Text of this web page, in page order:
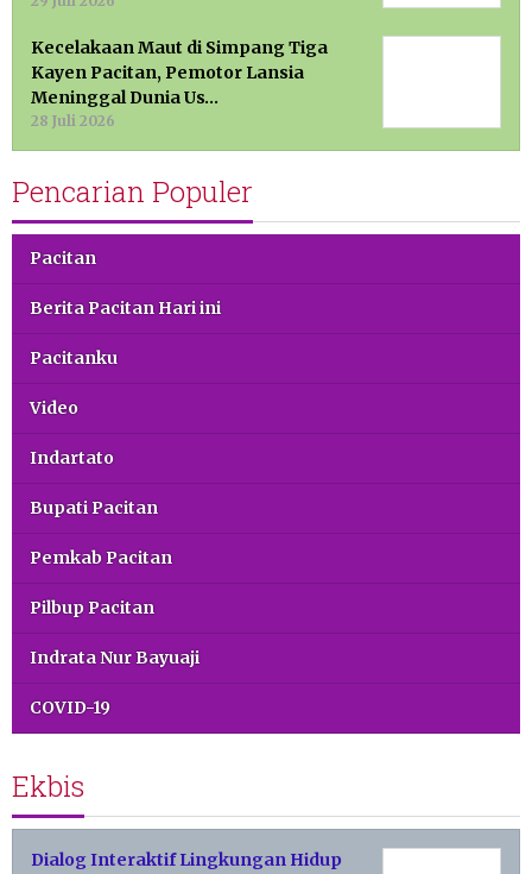
Kecelakaan Maut di Simpang Tiga
Kayen Pacitan, Pemotor Lansia
Meninggal Dunia Us…
28 Juli 2026
Pencarian Populer
Pacitan
Berita Pacitan Hari ini
Pacitanku
Video
Indartato
Bupati Pacitan
Pemkab Pacitan
Pilbup Pacitan
Indrata Nur Bayuaji
COVID-19
Ekbis
Dialog Interaktif Lingkungan Hidup